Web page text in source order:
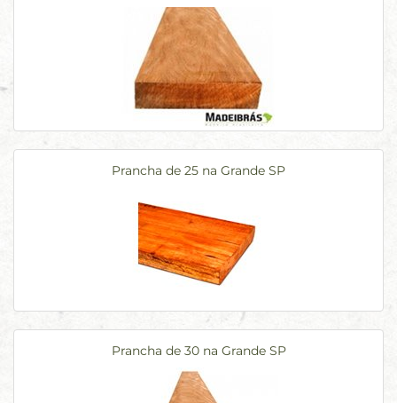
Prancha de 25 na Grande SP
Prancha de 30 na Grande SP